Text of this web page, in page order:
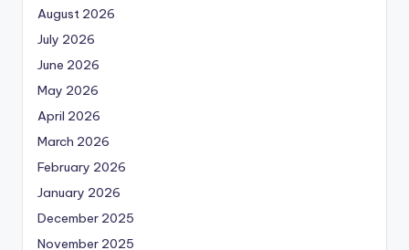
August 2026
July 2026
June 2026
May 2026
April 2026
March 2026
February 2026
January 2026
December 2025
November 2025